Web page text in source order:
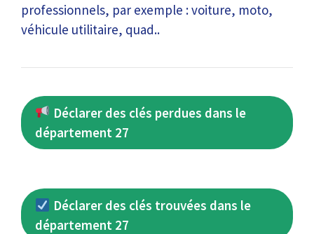
professionnels, par exemple : voiture, moto,
véhicule utilitaire, quad..
Déclarer des clés perdues dans le
département 27
Déclarer des clés trouvées dans le
département 27